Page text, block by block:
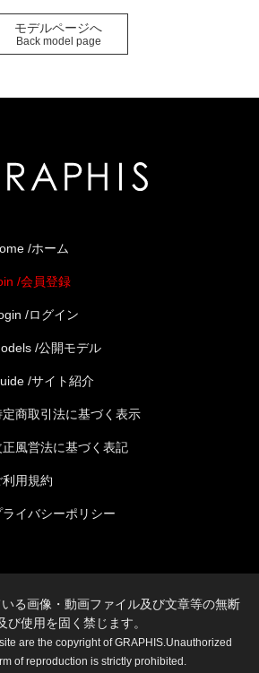
モデルページへ
Back model page
/ホーム
/会員登録
/ログイン
/公開モデル
/サイト紹介
定商取引法に基づく表示
正風営法に基づく表記
利用規約
ライバシーポリシー
る画像・動画ファイル及び文章等の無断
び使用を固く禁じます。
are the copyright of GRAPHIS.Unauthorized
of reproduction is strictly prohibited.